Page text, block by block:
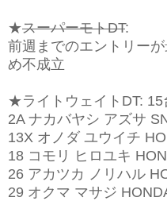
★スーパーモトDT:
前週までのエントリー
め不成立
★ライトウェイトDT: 15
2A ナカバヤシ アズサ
13X オノダ ユウイチ
18 コモリ ヒロユキ
26 アカツカ ノリハル
29 オクマ マサジ